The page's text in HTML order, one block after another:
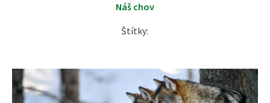
Náš chov
Štítky: